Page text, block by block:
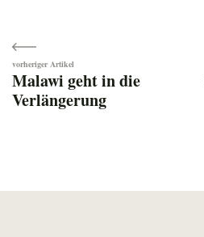
Malawi geht in die
Verlängerung